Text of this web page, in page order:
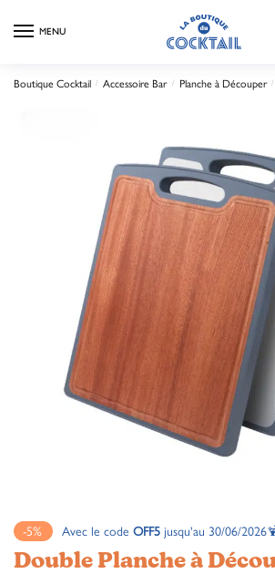
MENU
Boutique Cocktail / Accessoire Bar / Planche à Découper /
-5% Avec le code OFF5 jusqu'au 30/06/
Double Planche à